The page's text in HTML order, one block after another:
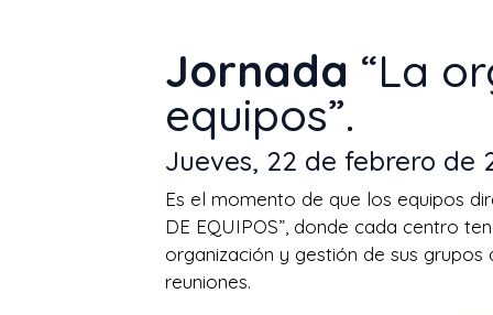
Jornada “La
equipos”.
Jueves, 22 de febrero de
Es el momento de que los equipos
DE EQUIPOS”, donde cada centro
organización y gestión de sus
reuniones.